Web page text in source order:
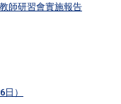
師研習會實施報告
）